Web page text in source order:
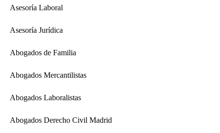
Asesoría Laboral
Asesoría Jurídica
Abogados de Familia
Abogados Mercantilistas
Abogados Laboralistas
Abogados Derecho Civil Madrid